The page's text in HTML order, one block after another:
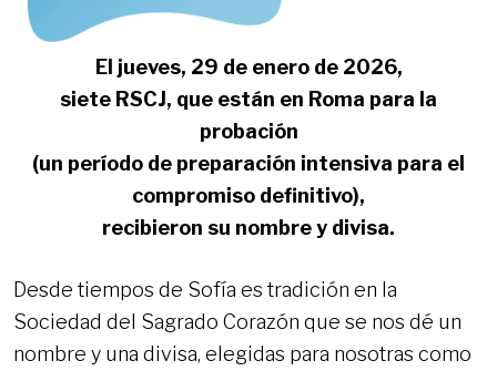
El jueves, 29 de enero de 2026,
siete RSCJ, que están en Roma para la
probación
(un período de preparación intensiva para el
compromiso definitivo),
recibieron su nombre y divisa.
Desde tiempos de Sofía es tradición en la
Sociedad del Sagrado Corazón que se nos dé un
nombre y una divisa, elegidas para nosotras como